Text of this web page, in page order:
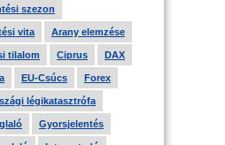
szezon
vita Arany elemzése
tilalom Ciprus DAX
EU-Csúcs Forex
légikatasztrófa
Gyorsjelentés